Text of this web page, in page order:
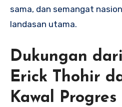
sama, dan semangat
landasan utama.
Dukungan
Erick Thohir
Kawal Progres